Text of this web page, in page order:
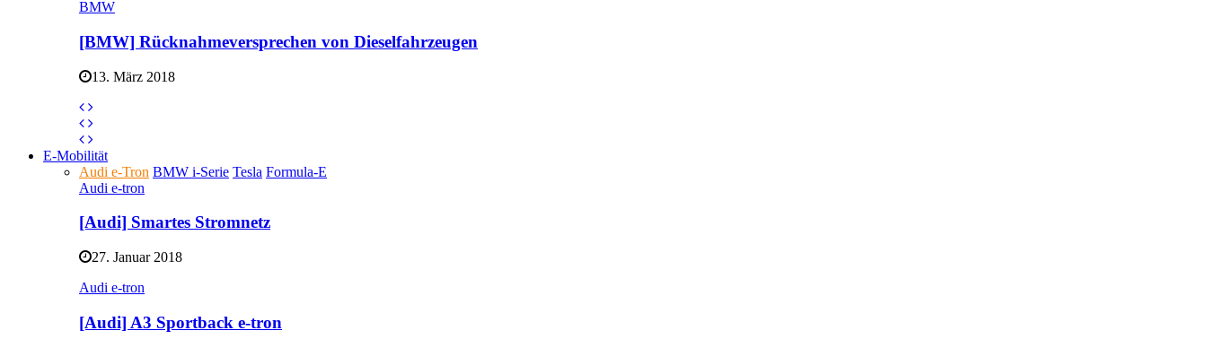
BMW
[BMW] Rücknahmeversprechen von Dieselfahrzeugen
13. März 2018
E-Mobilität
Audi e-Tron BMW i-Serie Tesla Formula-E
Audi e-tron
[Audi] Smartes Stromnetz
27. Januar 2018
Audi e-tron
[Audi] A3 Sportback e-tron